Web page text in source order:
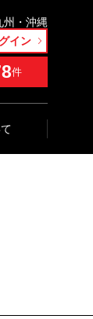
州・沖縄
イン
件